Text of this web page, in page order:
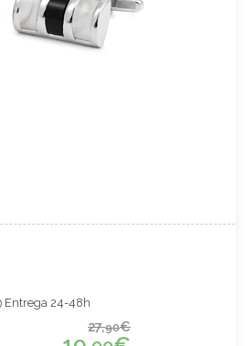
Entrega 24-48h
27,90€